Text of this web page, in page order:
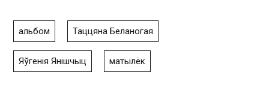
альбом Таццяна Беланогая
Яўгенія Янішчыц матылёк